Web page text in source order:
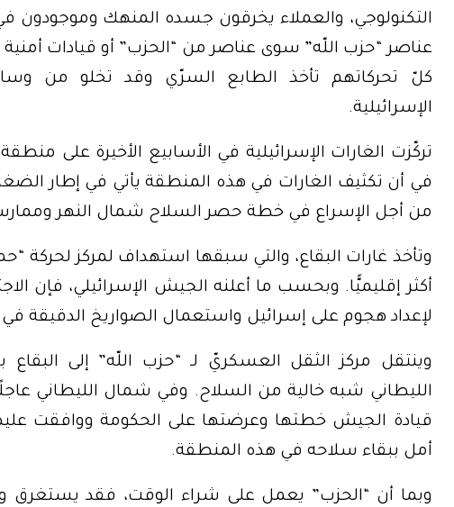
التكنولوجي، والعملاء يخرقون جسده المنهك وموجودون
عناصر “حزب اللّه” سوى عناصر من “الحزب” أو قيادات
كلّ تحركاتهم تأخذ الطابع السرّي وقد تخلو من
الإسرائيلية.
تركّزت الغارات الإسرائيلية في الأسابيع الأخيرة على
في أن تكثيف الغارات في هذه المنطقة يأتي في إطار الضغط
من أجل الإسراع في خطة حصر السلاح شمال النهر
وتأخذ غارات البقاع، والتي سبقها استهداف لمركز لحركة
أكثر إقليميًّا. وبحسب ما أعلنه الجيش الإسرائيلي، فإن
لإعداد هجوم على إسرائيل واستعمال الصواريخ الدقيقة
وينتقل مركز الثقل العسكريّ لـ “حزب اللّه” إلى
الليطاني شبه خالية من السلاح. وفي شمال الليطاني
قيادة الجيش خطتها وعرضتها على الحكومة ووافقت
أمل ببقاء سلاحه في هذه المنطقة.
وبما أن “الحزب” يعمل على شراء الوقت، فقد يستغرق